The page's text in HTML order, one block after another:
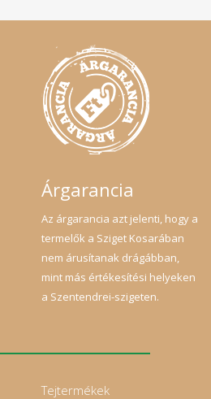
Árgarancia
Az árgarancia azt jelenti, hogy a
termelők a Sziget Kosarában
nem árusítanak drágábban,
mint más értékesítési helyeken
a Szentendrei-szigeten.
Tejtermékek